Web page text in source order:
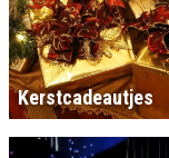
Kerstcadeautjes